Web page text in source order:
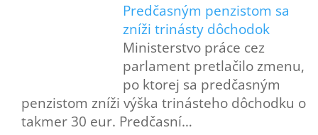
Predčasným penzistom sa
zníži trinásty dôchodok
Ministerstvo práce cez
parlament pretlačilo zmenu,
po ktorej sa predčasným
penzistom zníži výška trinásteho dôchodku o
takmer 30 eur. Predčasní…